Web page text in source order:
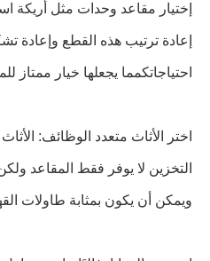
إختيار مقاعد وحدات مثل أريكة
إعادة ترتيب هذه القطع وإعادة
احتياجاتكمما يجعلها خيار ممتاز
اختر الأثاث متعدد الوظائف:
التخزين لا يوفر فقط المقاعد
ويمكن أن يكون بمثابة طاولات